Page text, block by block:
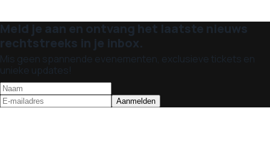
Meld je aan en ontvang het laatste nieuws
rechtstreeks in je inbox.
Mis geen spannende evenementen, exclusieve tickets en
unieke updates!